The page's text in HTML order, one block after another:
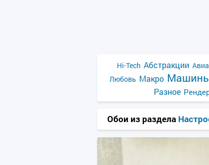
Hi-Tech Абстракции
Любовь Макро
Разное
Обои из раздела